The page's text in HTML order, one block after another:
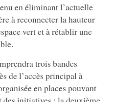
en éliminant l’actuelle
à reconnecter la hauteur
vert et à rétablir une
trois bandes
de l’accès principal à
en places pouvant